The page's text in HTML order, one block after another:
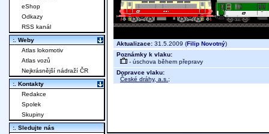
Aktualizace: 31.5.2009 (Filip Novotný)
Poznámky k vlaku:
- úschova během přepravy
Dopravce vlaku:
České dráhy, a.s. ;
eShop
Odkazy
RSS kanál
:. Weby
Atlas lokomotiv
Atlas vozů
Nejkrásnější nádraží ČR
:. Kontakty
Redakce
Spolek
Skupiny
:. Sledujte nás